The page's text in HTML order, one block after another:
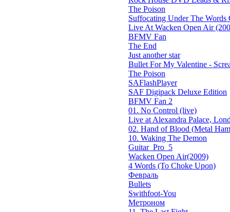
The Poison
Suffocating Under The Words
Live At Wacken Open Air
BFMV Fan
The End
Just another star
Bullet For My Valentine -
The Poison
SAFlashPlayer
SAF Digipack Deluxe Edition
BFMV Fan 2
01. No Control (live)
Live at Alexandra Palace,
02. Hand of Blood (Metal
10. Waking The Demon
Guitar_Pro_5
Wacken Open Air(2009)
4 Words (To Choke Upon)
Февраль
Bullets
Swithfoot-You
Метроном